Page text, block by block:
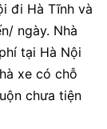
đi Hà Tĩnh và
ngày. Nhà
tại Hà Nội
xe có chỗ
chưa tiện